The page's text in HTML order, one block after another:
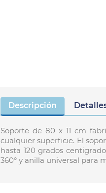
Descripción
Soporte de 80 x 11 cm
cualquier superficie. El
hasta 120 grados
360° y anilla universal para